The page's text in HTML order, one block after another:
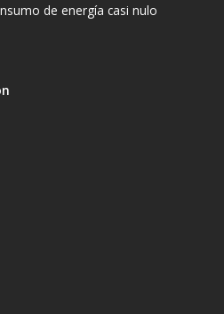
de energía casi nulo